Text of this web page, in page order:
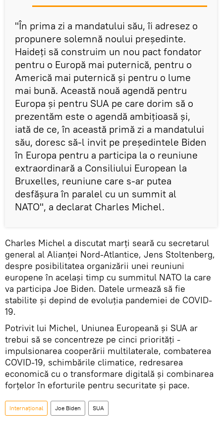
''În prima zi a mandatului său, îi adresez o
propunere solemnă noului preşedinte.
Haideţi să construim un nou pact fondator
pentru o Europă mai puternică, pentru o
Americă mai puternică şi pentru o lume
mai bună. Această nouă agendă pentru
Europa şi pentru SUA pe care dorim să o
prezentăm este o agendă ambiţioasă şi,
iată de ce, în această primă zi a mandatului
său, doresc să-l invit pe preşedintele Biden
în Europa pentru a participa la o reuniune
extraordinară a Consiliului European la
Bruxelles, reuniune care s-ar putea
desfăşura în paralel cu un summit al
NATO'', a declarat Charles Michel.
Charles Michel a discutat marţi seară cu secretarul
general al Alianţei Nord-Atlantice, Jens Stoltenberg,
despre posibilitatea organizării unei reuniuni
europene în acelaşi timp cu summitul NATO la care
va participa Joe Biden. Datele urmează să fie
stabilite şi depind de evoluţia pandemiei de COVID-
19.
Potrivit lui Michel, Uniunea Europeană şi SUA ar
trebui să se concentreze pe cinci priorităţi -
impulsionarea cooperării multilaterale, combaterea
COVID-19, schimbările climatice, redresarea
economică cu o transformare digitală şi combinarea
forţelor în eforturile pentru securitate şi pace.
Internaţional Joe Biden SUA